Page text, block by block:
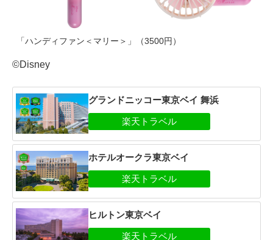
「ハンディファン＜マリー＞」（3500円）
©Disney
グランドニッコー東京ベイ 舞浜
ホテルオークラ東京ベイ
ヒルトン東京ベイ